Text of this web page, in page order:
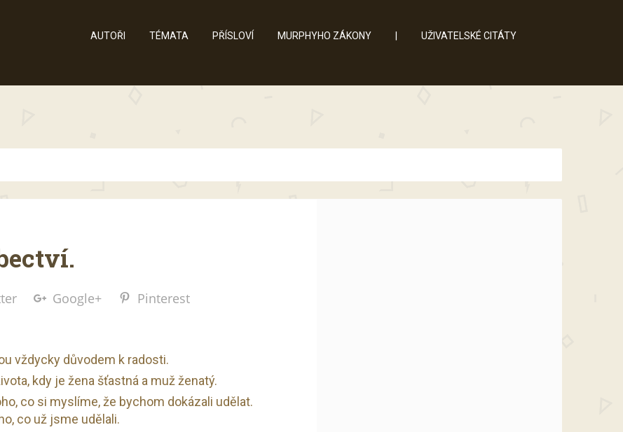
AUTOŘI TÉMATA PŘÍSLOVÍ MURPHYHO ZÁKONY UŽIVATELSKÉ CITÁTY
Google+ Pinterest
vždycky důvodem k radosti.
kdy je žena šťastná a muž ženatý.
co si myslíme, že bychom dokázali udělat.
co už jsme udělali.